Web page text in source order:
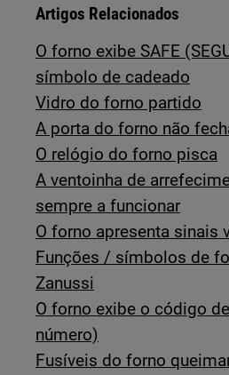
Artigos Relacionados
O forno exibe SAFE
símbolo de cadeado
Vidro do forno partido
A porta do forno não
O relógio do forno pisca
A ventoinha de
sempre a funcionar
O forno apresenta sinais
Funções / símbolos de
Zanussi
O forno exibe o código
número)
Fusíveis do forno